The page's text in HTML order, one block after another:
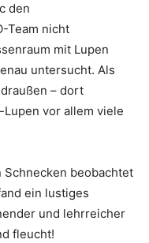
den
Team nicht
mit Lupen
untersucht. Als
– dort
vor allem viele
beobachtet
ein lustiges
und lehrreicher
fleucht!